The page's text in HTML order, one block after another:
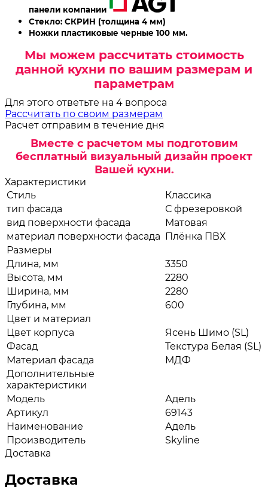
панели компании
Стекло: СКРИН (толщина 4 мм)
Ножки пластиковые черные 100 мм.
Мы можем рассчитать стоимость
данной кухни по вашим размерам и
параметрам
Для этого ответьте на 4 вопроса
Рассчитать по своим размерам
Расчет отправим в течение дня
Вместе с расчетом мы подготовим
бесплатный визуальный дизайн проект
Вашей кухни.
Характеристики
Стиль
Классика
тип фасада
С фрезеровкой
вид поверхности фасада
Матовая
материал поверхности фасада Плёнка ПВХ
Размеры
Длина, мм
3350
Высота, мм
2280
Ширина, мм
2280
Глубина, мм
600
Цвет и материал
Цвет корпуса
Ясень Шимо (SL)
Фасад
Текстура Белая (SL)
Материал фасада
МДФ
Дополнительные
характеристики
Модель
Адель
Артикул
69143
Наименование
Адель
Производитель
Skyline
Доставка
Доставка